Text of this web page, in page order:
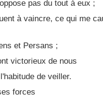
pas du tout à eux ;
à vaincre, ce qui me
et Persans ;
victorieux de nous
de veiller.
forces